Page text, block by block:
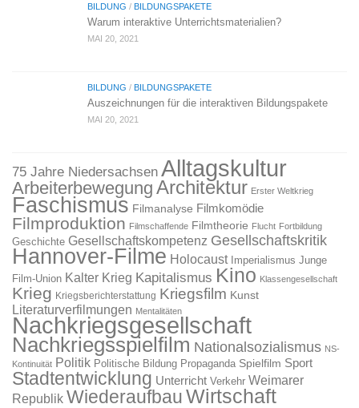
BILDUNG / BILDUNGSPAKETE
Warum interaktive Unterrichtsmaterialien?
MAI 20, 2021
BILDUNG / BILDUNGSPAKETE
Auszeichnungen für die interaktiven Bildungspakete
MAI 20, 2021
75 Jahre Niedersachsen Alltagskultur
Arbeiterbewegung Architektur Erster Weltkrieg
Faschismus Filmanalyse Filmkomödie
Filmproduktion Filmschaffende Filmtheorie Flucht Fortbildung
Geschichte Gesellschaftskompetenz Gesellschaftskritik
Hannover-Filme Holocaust Imperialismus Junge
Film-Union Kalter Krieg Kapitalismus Kino Klassengesellschaft
Krieg Kriegsberichterstattung Kriegsfilm Kunst
Literaturverfilmungen Mentalitäten
Nachkriegsgesellschaft
Nachkriegsspielfilm Nationalsozialismus NS-
Kontinuität Politik Politische Bildung Propaganda Spielfilm Sport
Stadtentwicklung Unterricht Verkehr Weimarer
Republik WiederaufbauWirtschaft